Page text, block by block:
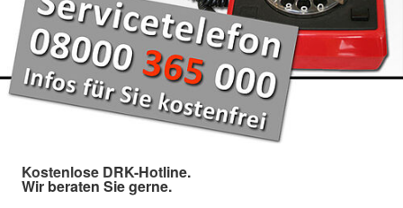
Kostenlose DRK-Hotline.
Wir beraten Sie gerne.